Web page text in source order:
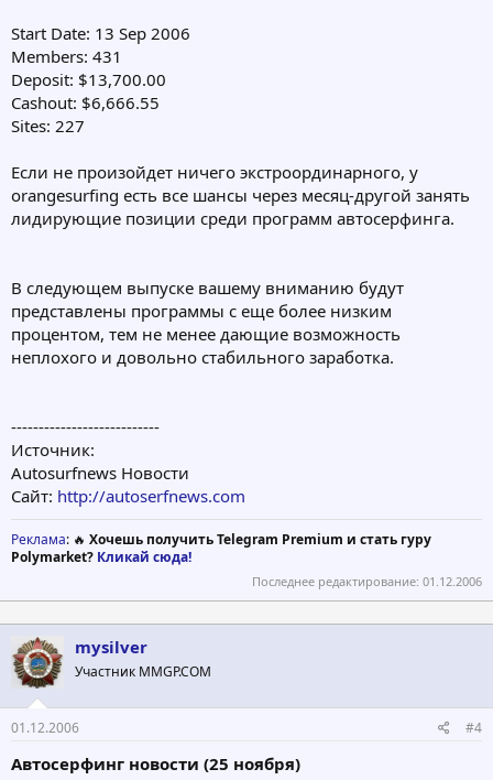
Start Date: 13 Sep 2006
Members: 431
Deposit: $13,700.00
Cashout: $6,666.55
Sites: 227
Если не произойдет ничего экстроординарного, у
orangesurfing есть все шансы через месяц-другой занять
лидирующие позиции среди программ автосерфинга.
В следующем выпуске вашему вниманию будут
представлены программы с еще более низким
процентом, тем не менее дающие возможность
неплохого и довольно стабильного заработка.
---------------------------
Источник:
Autosurfnews Новости
Сайт: http://autoserfnews.com
Реклама: 🔥 Хочешь получить Telegram Premium и стать гуру
Polymarket? Кликай сюда!
Последнее редактирование: 01.12.2006
mysilver
Участник MMGP.COM
01.12.2006 #4
Автосерфинг новости (25 ноября)